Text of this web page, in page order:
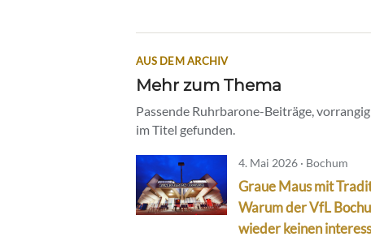
AUS DEM ARCHIV
Mehr zum Thema
Passende Ruhrbarone-Beiträge,
im Titel gefunden.
4. Mai 2026 · Bochum
Graue Maus mit
Warum der VfL
wieder keinen